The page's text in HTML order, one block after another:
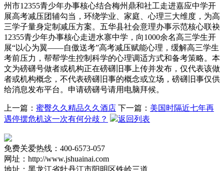
州市12355青少年办事核心结合梅州鼎和社工走进嘉应中学开
展高考减压团辅勾当，环绕学业、家庭、心理三大维度，为高
三学子量身定制减压方案。五华县社会意理办事示范核心联袂
12355青少年办事核心走进水寨中学，向1000余名高三学生开
展“以心为翼——自傲送考”高考减压赋能心理，缓解高三学生
考前压力，帮帮学生控制科学的心理调适方式和备考策略。本
文为磅礴号做者或机构正在磅礴旧事上传并发布，仅代表该做
者或机构概念，不代表磅礴旧事的概念或立场，磅礴旧事仅供
给消息发布平台。申请磅礴号请用电脑拜候。
上一篇： 蜜臀久久精品久久酒店 下一篇： 美国时隔近七年再
遇停摆危机这一次有何分歧？
返回列表
免费关爱热线：400-6573-057
网址：http://www.jshuainai.com
地址：黑龙江省牡丹江市阳明区铁岭三道